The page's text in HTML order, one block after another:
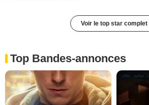
Voir le top star complet
Top Bandes-annonces